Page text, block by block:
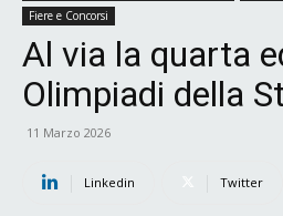
Fiere e Concorsi
Al via la quarta
Olimpiadi della
11 Marzo 2026
Linkedin Twitter